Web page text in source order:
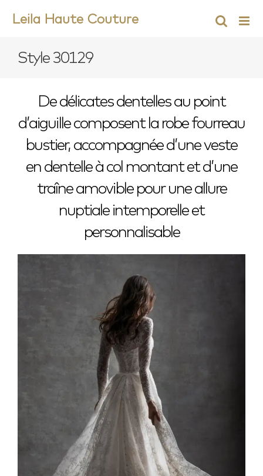
Leila Haute Couture
Style 30129
De délicates dentelles au point
d’aiguille composent la robe fourreau
bustier, accompagnée d’une veste
en dentelle à col montant et d’une
traîne amovible pour une allure
nuptiale intemporelle et
personnalisable